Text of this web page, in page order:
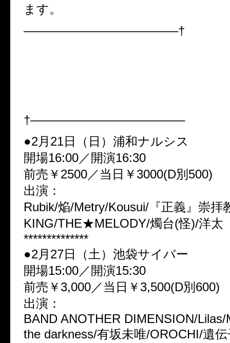
ます。
————————————–†
†————————————–
●2月21日（日）浦和ナルシス
開場16:00／開演16:30
前売￥2500／当日￥3000(D別500)
出演：
Rubik/焔/Metry/Kousui/『正義』崇拝
KING/THE★MELODY/燭台(怪)/洋太
**************
●2月27日（土）池袋サイバー
開場15:00／開演15:30
前売￥3,000／当日￥3,500(D別600)
出演：
BAND ANOTHER DIMENSION/
the darkness/有坂未唯/OROCHI/遺